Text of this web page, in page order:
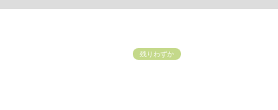
残りわずか